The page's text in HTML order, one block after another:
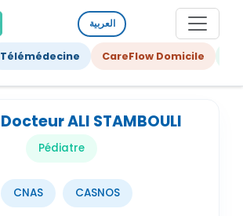
العربية
Télémédecine CareFlow Domicile
Docteur ALI STAMBOULI
Pédiatre
CNAS CASNOS